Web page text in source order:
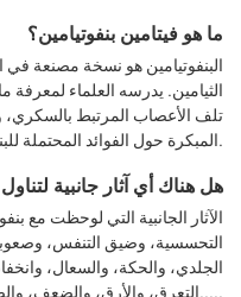
ما هو فيتامين بنفوتيامين؟
الثيامين. يدرسه العلماء
تلف الأعصاب المرتبط
المبكرة حول الفوائد المحتملة للبنفوتيامين بعض النتائج الواعدة.
هل هناك أي آثار جانبية لتناول
الآثار الجانبية التي لوحظت مع
التحسسية، وضيق التنفس،
الجلدي، والحكة، والسعال،